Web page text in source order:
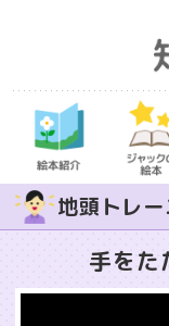
地頭トレ
手をた